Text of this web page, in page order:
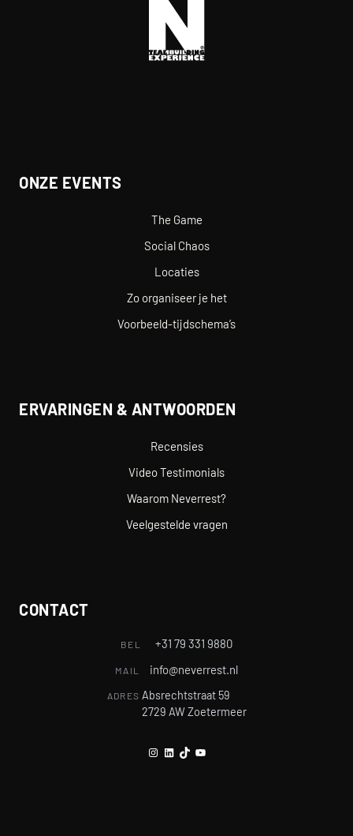
ONZE EVENTS
The Game
Social Chaos
Locaties
Zo organiseer je het
Voorbeeld-tijdschema’s
ERVARINGEN & ANTWOORDEN
Recensies
Video Testimonials
Waarom Neverrest?
Veelgestelde vragen
CONTACT
BEL +31 79 331 9880
MAIL info@neverrest.nl
ADRES Absrechtstraat 59
2729 AW Zoetermeer
Instagram
LinkedIn
TikTokYouTube